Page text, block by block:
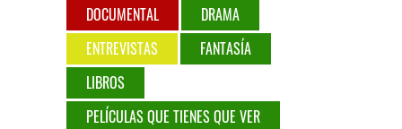
DOCUMENTAL
DRAMA
ENTREVISTAS
FANTASÍA
LIBROS
PELÍCULAS QUE TIENES QUE VER